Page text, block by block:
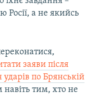
Росії, а не якийсь
заяви після
ударів по Брянській
навіть тим, хто не